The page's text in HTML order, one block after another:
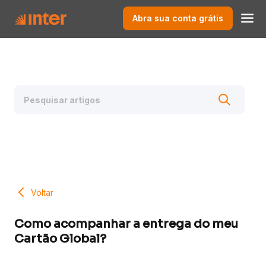
Abra sua conta grátis
Voltar
Como acompanhar a entrega do meu
Cartão Global?